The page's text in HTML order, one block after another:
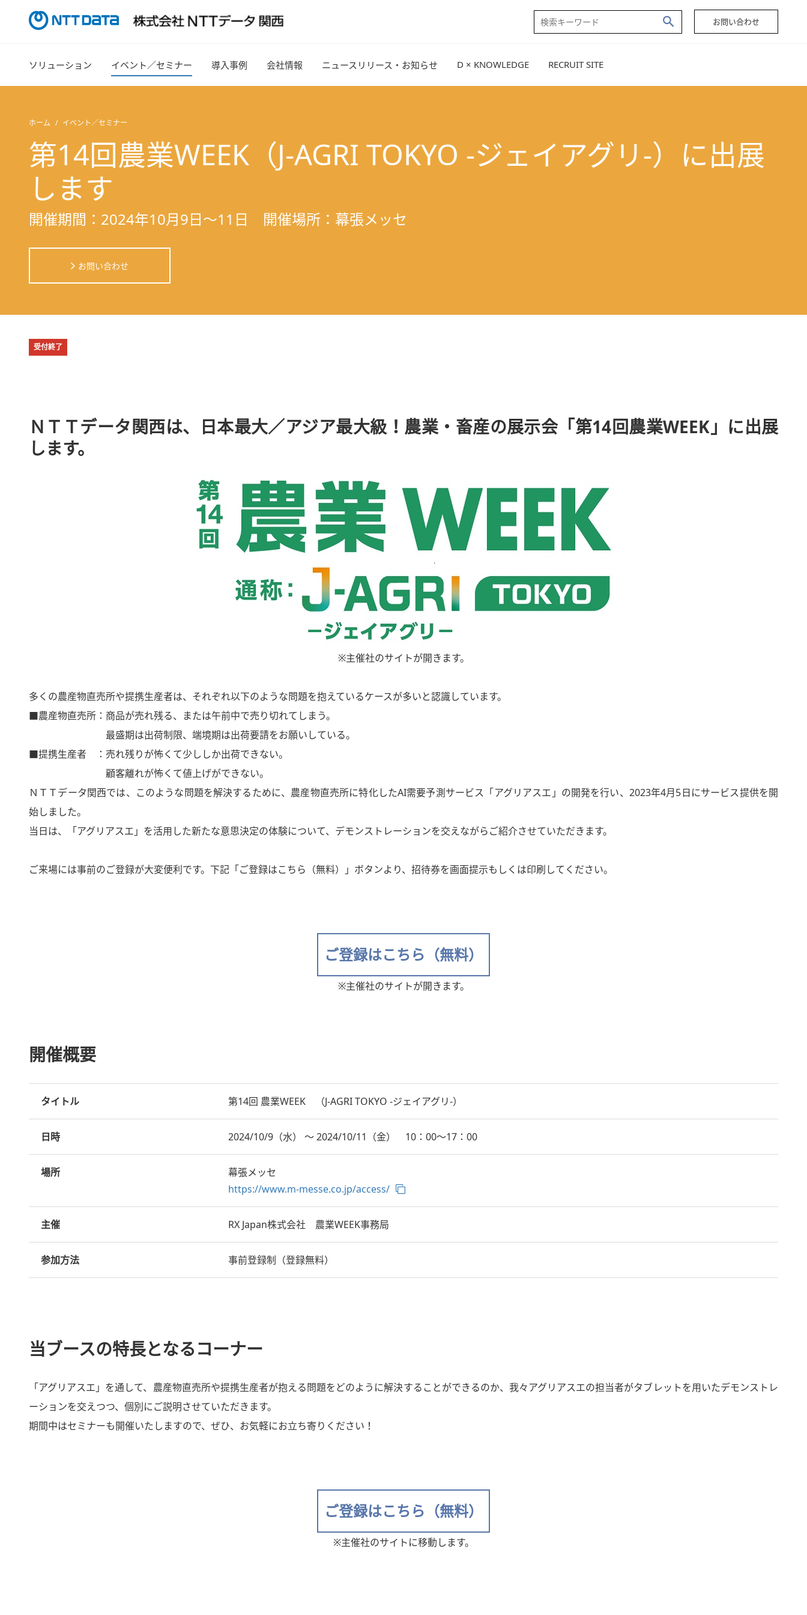
お問い合わせ
ソリューション イベント／セミナー 導入事例 会社情報 ニュースリリース・お知らせ D × KNOWLEDGE RECRUIT SITE
ホーム イベント／セミナー
第14回農業WEEK（J-AGRI TOKYO -ジェイアグリ-）に出展
します
開催期間：2024年10月9日～11日 開催場所：幕張メッセ
お問い合わせ
受付終了
ＮＴＴデータ関西は、日本最大／アジア最大級！農業・畜産の展示会「第14回農業WEEK」に出展
します。
※主催社のサイトが開きます。
多くの農産物直売所や提携生産者は、それぞれ以下のような問題を抱えているケースが多いと認識しています。
■農産物直売所：商品が売れ残る、または午前中で売り切れてしまう。
最盛期は出荷制限、端境期は出荷要請をお願いしている。
■提携生産者 ：売れ残りが怖くて少ししか出荷できない。
顧客離れが怖くて値上げができない。
ＮＴＴデータ関西では、このような問題を解決するために、農産物直売所に特化したAI需要予測サービス「アグリアスエ」の開発を行い、2023年4月5日にサービス提供を開
始しました。
当日は、「アグリアスエ」を活用した新たな意思決定の体験について、デモンストレーションを交えながらご紹介させていただきます。
ご来場には事前のご登録が大変便利です。下記「ご登録はこちら（無料）」ボタンより、招待券を画面提示もしくは印刷してください。
ご登録はこちら（無料）
※主催社のサイトが開きます。
開催概要
タイトル 第14回 農業WEEK （J-AGRI TOKYO -ジェイアグリ-）
日時 2024/10/9（水） ～ 2024/10/11（金） 10：00～17：00
場所
幕張メッセ
https://www.m-messe.co.jp/access/
主催 RX Japan株式会社 農業WEEK事務局
参加方法 事前登録制（登録無料）
当ブースの特長となるコーナー
「アグリアスエ」を通して、農産物直売所や提携生産者が抱える問題をどのように解決することができるのか、我々アグリアスエの担当者がタブレットを用いたデモンストレ
ーションを交えつつ、個別にご説明させていただきます。
期間中はセミナーも開催いたしますので、ぜひ、お気軽にお立ち寄りください！
ご登録はこちら（無料）
※主催社のサイトに移動します。